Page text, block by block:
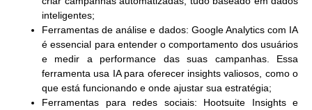
inteligentes;
Ferramentas de análise e dados: Google Analytics com IA
é essencial para entender o comportamento dos usuários
e medir a performance das suas campanhas. Essa
ferramenta usa IA para oferecer insights valiosos, como o
que está funcionando e onde ajustar sua estratégia;
Ferramentas para redes sociais: Hootsuite Insightse